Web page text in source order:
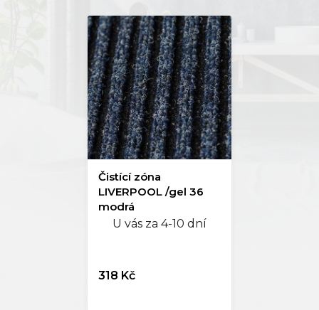
Čistící zóna
LIVERPOOL /gel 36
modrá
U vás za 4-10 dní
318 Kč